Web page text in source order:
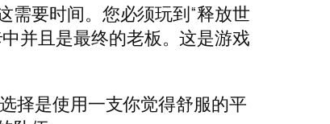
需要时间。您必须玩到“释放世
并且是最终的老板。这是游戏
择是使用一支你觉得舒服的平